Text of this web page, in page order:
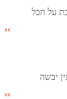
על הכל
יבשה